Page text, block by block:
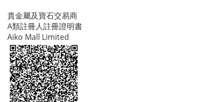
貴金屬及寶石交易商
A類註冊人註冊證明書
Aiko Mall Limited